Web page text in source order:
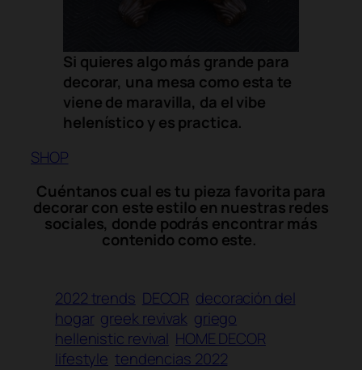
Si quieres algo más grande para
decorar, una mesa como esta te
viene de maravilla, da elvibe
helenístico y es practica.
SHOP
Cuéntanos cual es tu pieza favorita para
decorar con este estilo en nuestras redes
sociales, donde podrás encontrar más
contenido como este.
2022 trends DECOR decoración del
hogar greek revivak griego
hellenistic revival HOME DECOR
lifestyle tendencias 2022